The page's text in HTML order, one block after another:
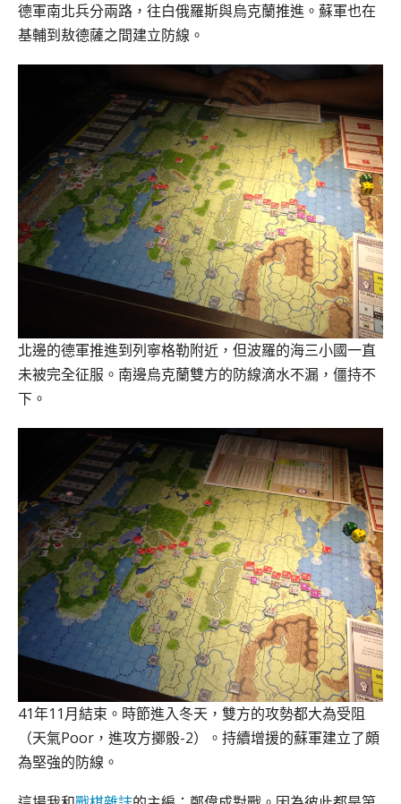
德軍南北兵分兩路，往白俄羅斯與烏克蘭推進。蘇軍也在
基輔到敖德薩之間建立防線。
北邊的德軍推進到列寧格勒附近，但波羅的海三小國一直
未被完全征服。南邊烏克蘭雙方的防線滴水不漏，僵持不
下。
41年11月結束。時節進入冬天，雙方的攻勢都大為受阻
（天氣Poor，進攻方擲骰-2）。持續增援的蘇軍建立了頗
為堅強的防線。